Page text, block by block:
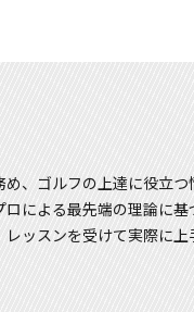
、ゴルフの上達に役立
ロによる最先端の理論に
ッスンを受けて実際に